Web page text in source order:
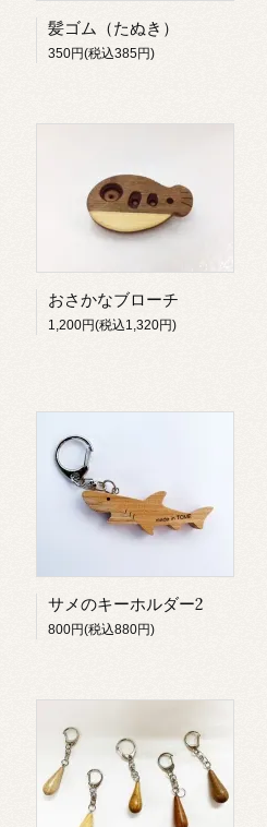
髪ゴム（たぬき）
350円(税込385円)
おさかなブローチ
1,200円(税込1,320円)
サメのキーホルダー2
800円(税込880円)